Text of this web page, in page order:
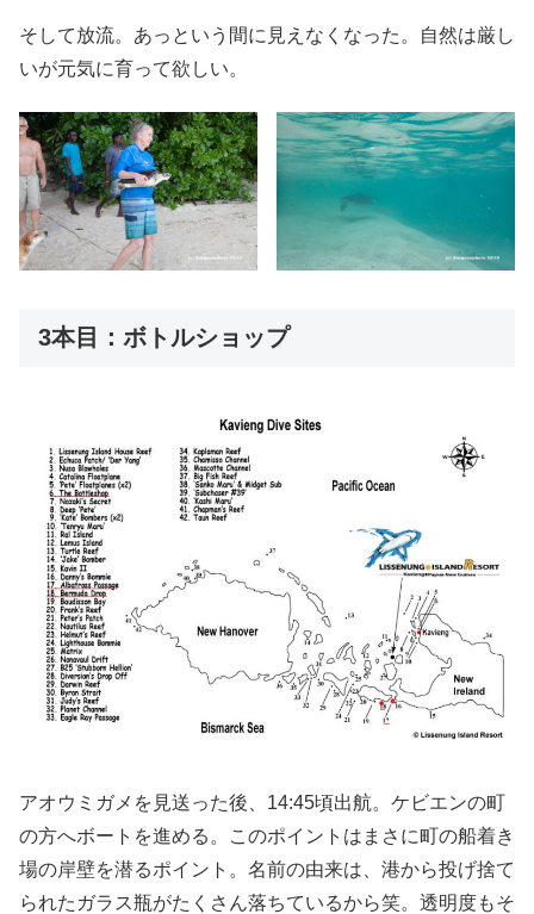
そして放流。あっという間に見えなくなった。自然は厳し
いが元気に育って欲しい。
3本目：ボトルショップ
アオウミガメを見送った後、14:45頃出航。ケビエンの町
の方へボートを進める。このポイントはまさに町の船着き
場の岸壁を潜るポイント。名前の由来は、港から投げ捨て
られたガラス瓶がたくさん落ちているから笑。透明度もそ